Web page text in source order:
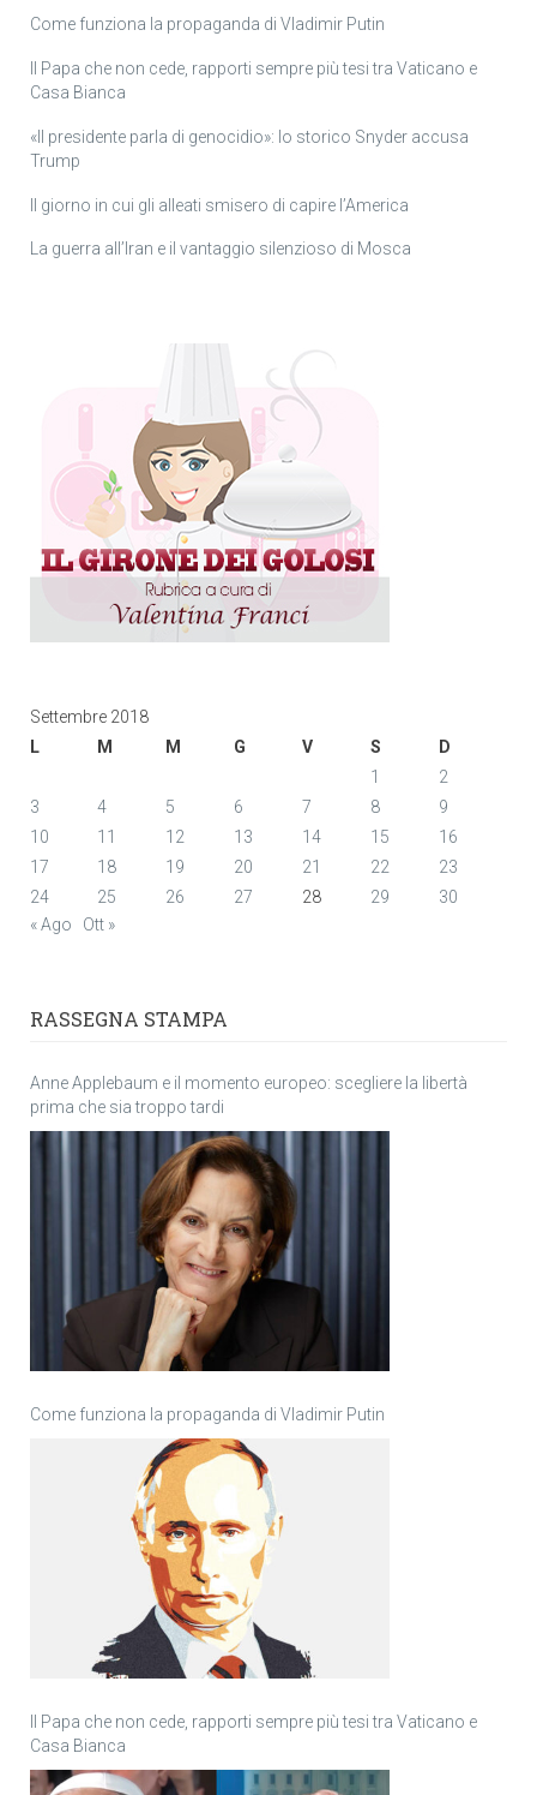
Come funziona la propaganda di Vladimir Putin
Il Papa che non cede, rapporti sempre più tesi tra Vaticano e
Casa Bianca
«Il presidente parla di genocidio»: lo storico Snyder accusa
Trump
Il giorno in cui gli alleati smisero di capire l’America
La guerra all’Iran e il vantaggio silenzioso di Mosca
Settembre 2018
L
M M G V S
D
1
2
3
4 5 6 7 8
9
10
11 12 13 14 15
16
17
18 19 20 21 22
23
24
25 26 27 28 29
30
« Ago
Ott »
RASSEGNA STAMPA
Anne Applebaum e il momento europeo: scegliere la libertà
prima che sia troppo tardi
Come funziona la propaganda di Vladimir Putin
Il Papa che non cede, rapporti sempre più tesi tra Vaticano e
Casa Bianca